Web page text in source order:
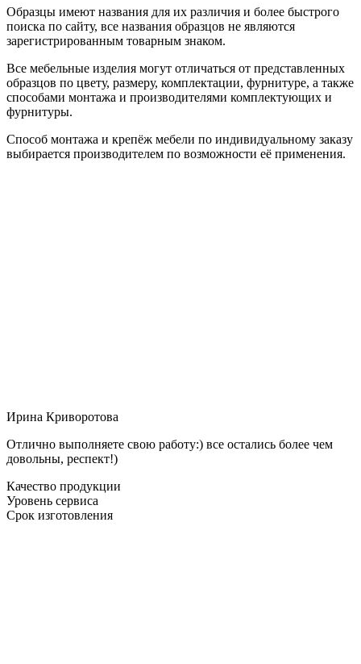
Образцы имеют названия для их различия и более быстрого
поиска по сайту, все названия образцов не являются
зарегистрированным товарным знаком.
Все мебельные изделия могут отличаться от представленных
образцов по цвету, размеру, комплектации, фурнитуре, а также
способами монтажа и производителями комплектующих и
фурнитуры.
Способ монтажа и крепёж мебели по индивидуальному заказу
выбирается производителем по возможности её применения.
Ирина Криворотова
Отлично выполняете свою работу:) все остались более чем
довольны, респект!)
Качество продукции
Уровень сервиса
Срок изготовления